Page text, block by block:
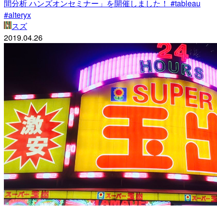
間分析 ハンズオンセミナー」を開催しました！ #tableau
#alteryx
スズ
2019.04.26